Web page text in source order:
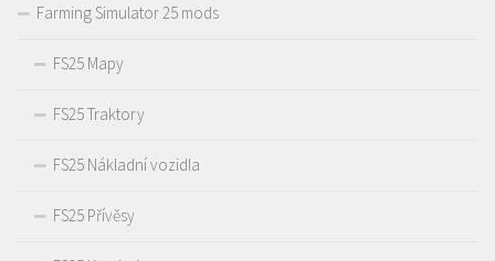
Farming Simulator 25 mods
FS25 Mapy
FS25 Traktory
FS25 Nákladní vozidla
FS25 Přívěsy